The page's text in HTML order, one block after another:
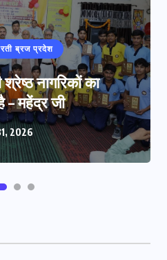
पत्रिका का
2026